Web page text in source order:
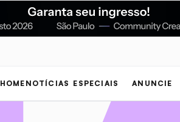
HOME NOTÍCIAS ESPECIAIS ANUNCIE